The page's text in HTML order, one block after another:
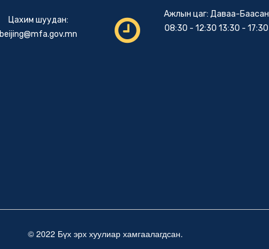
Цахим шуудан:
beijing@mfa.gov.mn
Ажлын цаг: Даваа-Баасан
08:30 - 12:30 13:30 - 17:30
© 2022 Бүх эрх хуулиар хамгаалагдсан.